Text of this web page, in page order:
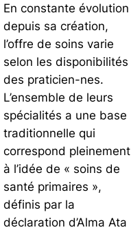
En constante évolution
depuis sa création,
l’offre de soins varie
selon les disponibilités
des praticien-nes.
L’ensemble de leurs
spécialités a une base
traditionnelle qui
correspond pleinement
à l’idée de « soins de
santé primaires »,
définis par la
déclaration d’Alma Ata